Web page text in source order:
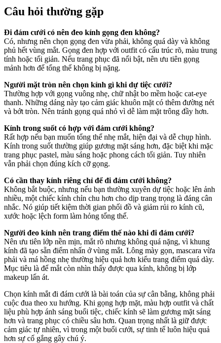
Câu hỏi thường gặp
Đi đám cưới có nên đeo kính gọng đen không?
Có, nhưng nên chọn gọng đen vừa phải, không quá dày và không
phủ hết vùng mắt. Gọng đen hợp với outfit có cấu trúc rõ, màu trung
tính hoặc tối giản. Nếu trang phục đã nổi bật, nên ưu tiên gọng
mảnh hơn để tổng thể không bị nặng.
Người mặt tròn nên chọn kính gì khi dự tiệc cưới?
Thường hợp với gọng vuông nhẹ, chữ nhật bo mềm hoặc cat-eye
thanh. Những dáng này tạo cảm giác khuôn mặt có thêm đường nét
và bớt tròn. Nên tránh gọng quá nhỏ vì dễ làm mặt trông đầy hơn.
Kính trong suốt có hợp với đám cưới không?
Rất hợp nếu bạn muốn tổng thể nhẹ mắt, hiện đại và dễ chụp hình.
Kính trong suốt thường giúp gương mặt sáng hơn, đặc biệt khi mặc
trang phục pastel, màu sáng hoặc phong cách tối giản. Tuy nhiên
vẫn phải chọn đúng kích cỡ gọng.
Có cần thay kính riêng chỉ để đi đám cưới không?
Không bắt buộc, nhưng nếu bạn thường xuyên dự tiệc hoặc lên ảnh
nhiều, một chiếc kính chỉn chu hơn cho dịp trang trọng là đáng cân
nhắc. Nó giúp tiết kiệm thời gian phối đồ và giảm rủi ro kính cũ,
xước hoặc lệch form làm hỏng tổng thể.
Người đeo kính nên trang điểm thế nào khi đi đám cưới?
Nên ưu tiên lớp nền mịn, mắt rõ nhưng không quá nặng, vì khung
kính đã tạo sẵn điểm nhấn ở vùng mắt. Lông mày gọn, mascara vừa
phải và má hồng nhẹ thường hiệu quả hơn kiểu trang điểm quá dày.
Mục tiêu là để mắt còn nhìn thấy được qua kính, không bị lớp
makeup lấn át.
Chọn kính mắt đi đám cưới là bài toán của sự cân bằng, không phải
cuộc đua theo xu hướng. Khi gọng hợp mặt, màu hợp outfit và chất
liệu phù hợp ánh sáng buổi tiệc, chiếc kính sẽ làm gương mặt sáng
hơn và trang phục có chiều sâu hơn. Quan trọng nhất là giữ được
cảm giác tự nhiên, vì trong một buổi cưới, sự tinh tế luôn hiệu quả
hơn sự cố gắng gây chú ý.